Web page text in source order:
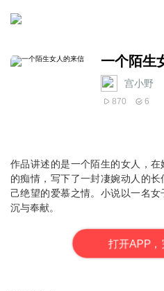
一个陌生
宫小野
870 6
作品讲述的是一个陌生的女人，
的痴情，写下了一封凄婉动人的
己绝望的爱慕之情。小说以一名
沉与奉献。
打开APP，